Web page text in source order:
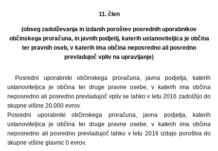
11. člen
(obseg zadolževanja in izdanih poroštev posrednih uporabnikov
občinskega proračuna, in javnih podjetij, katerih ustanoviteljica je občina
ter pravnih oseb, v katerih ima občina neposredno ali posredno
prevladujoč vpliv na upravljanje)
Posredni uporabniki občinskega proračuna, javna podjetja, katerih
ustanoviteljica je občina ter druge pravne osebe, v katerih ima občina
neposredno ali posredno prevladujoč vpliv se lahko v letu 2016 zadolžijo do
skupne višine 20.000 evrov.
Posredni uporabniki občinskega proračuna, javna podjetja, katerih
ustanoviteljica je občina ter druge pravne osebe, v katerih ima občina
neposredno ali posredno prevladujoč lahko v letu 2016 izdajo poroštva do
skupne višine glavnic 0 evrov.